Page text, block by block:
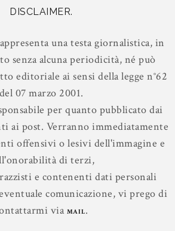
DISCLAIMER.
una testa giornalistica, in
senza alcuna periodicità, né può
editoriale ai sensi della legge n°62
del 07 marzo 2001.
per quanto pubblicato dai
ai post. Verranno immediatamente
offensivi o lesivi dell'immagine e
di terzi,
e contenenti dati personali
comunicazione, vi prego di
via MAIL.